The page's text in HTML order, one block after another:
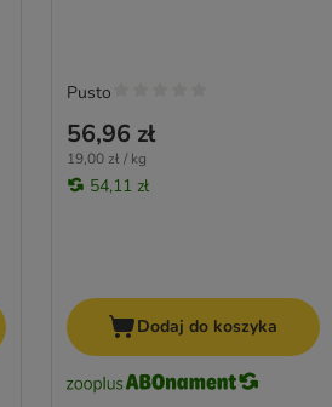
56,96 zł
19,00 zł / kg
54,11 zł
Pusto
Dodaj do koszyka